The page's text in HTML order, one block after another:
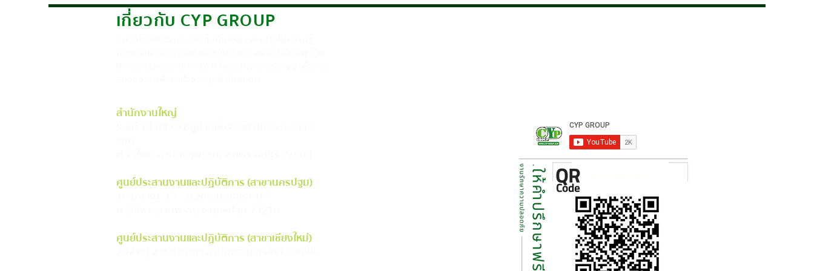
มาตรฐาน
เกี่ยวกับ CYP GROUP
สำนักงานใหญ่
ศูนย์ประสานงานและปฏิบัติการ (สาขานครปฐม)
ศูนย์ประสานงานและปฏิบัติการ (สาขาเชียงใหม่)